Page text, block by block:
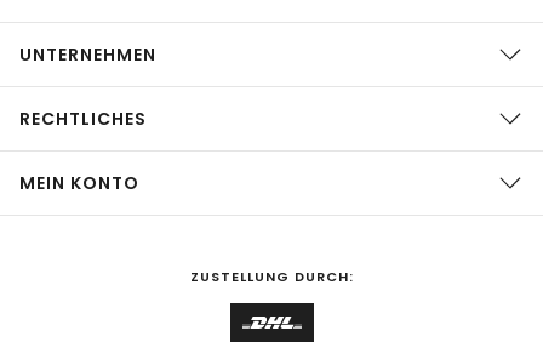
UNTERNEHMEN
RECHTLICHES
MEIN KONTO
ZUSTELLUNG DURCH: